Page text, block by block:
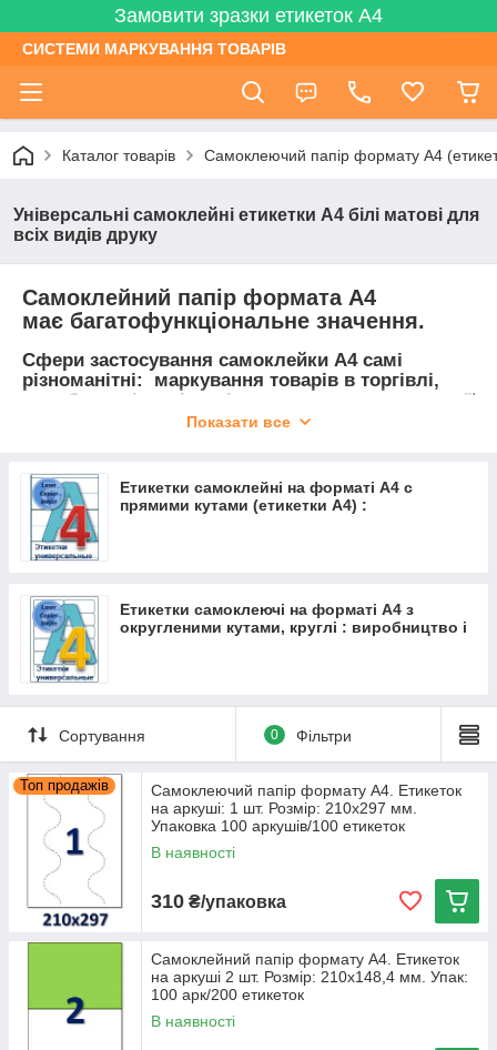
Замовити зразки етикеток А4
СИСТЕМИ МАРКУВАННЯ ТОВАРІВ
Каталог товарів Самоклеючий папір формату А4
Універсальні самоклейні етикетки A4 білі матові для
всіх видів друку
Самоклейний папір формата А4
має багатофункціональне значення.
Сфери застосування самоклейки А4 самі
різноманітні: маркування товарів в торгівлі,
виробництві, логістиці, позначення документації
в офісному і архівному бізнесі і т.д. У цьому
прямокутні, з заокругленими краями, круглі
тощо.
Показати все
Етикетки самоклейні на форматі А4 с
прямими кутами (етикетки А4) :
Етикетки самоклеючі на форматі А4 з
округленими кутами, круглі : виробництво і
Сортування 0 Фільтри
Топ продажів
Самоклеючий папір формату А4. Етикеток
на аркуші: 1 шт. Розмір: 210х297 мм.
Упаковка 100 аркушів/100 етикеток
В наявності
310 ₴/упаковка
Самоклейний папір формату А4. Етикеток
на аркуші 2 шт. Розмір: 210х148,4 мм. Упак:
100 арк/200 етикеток
В наявності